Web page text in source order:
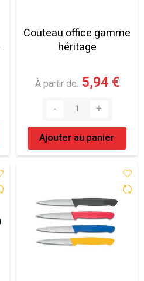
Couteau office gamme
héritage
À partir de 5,94 €
Ajouter au panier